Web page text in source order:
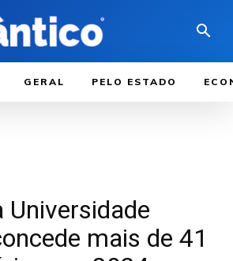
GERAL PELO ESTADO
Universidade
mais de 41